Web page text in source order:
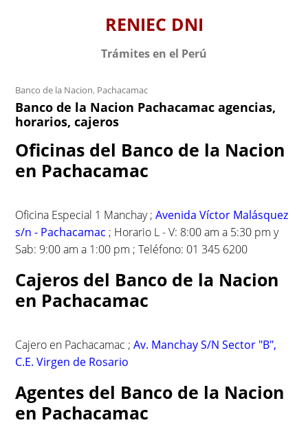
RENIEC DNI
Trámites en el Perú
Banco de la Nacion, Pachacamac
Banco de la Nacion Pachacamac agencias,
horarios, cajeros
Oficinas del Banco de la Nacion
en Pachacamac
Oficina Especial 1 Manchay ;Avenida Víctor Malásquez
s/n - Pachacamac ; Horario L - V: 8:00 am a 5:30 pm y
Sab: 9:00 am a 1:00 pm ; Teléfono: 01 345 6200
Cajeros del Banco de la Nacion
en Pachacamac
Cajero en Pachacamac ;Av. Manchay S/N Sector "B",
C.E. Virgen de Rosario
Agentes del Banco de la Nacion
en Pachacamac